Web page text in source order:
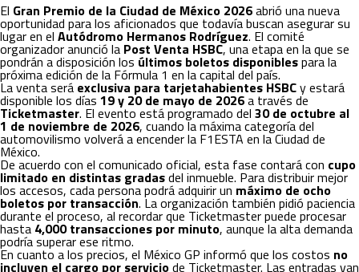
El Gran Premio de la Ciudad de México 2026abrió una nueva
oportunidad para los aficionados que todavía buscan asegurar su
lugar en el Autódromo Hermanos Rodríguez. El comité
organizador anunció la Post Venta HSBC, una etapa en la que se
pondrán a disposición los últimos boletos disponiblespara la
próxima edición de la Fórmula 1 en la capital del país.
La venta será exclusiva para tarjetahabientes HSBCy estará
disponible los días 19 y 20 de mayo de 2026a través de
Ticketmaster. El evento está programado del 30 de octubre al
1 de noviembre de 2026, cuando la máxima categoría del
automovilismo volverá a encender la F1ESTA en la Ciudad de
México.
De acuerdo con el comunicado oficial, esta fase contará con cupo
limitado en distintas gradasdel inmueble. Para distribuir mejor
los accesos, cada persona podrá adquirir un máximo de ocho
boletos por transacción. La organización también pidió paciencia
durante el proceso, al recordar que Ticketmaster puede procesar
hasta 4,000 transacciones por minuto, aunque la alta demanda
podría superar ese ritmo.
En cuanto a los precios, el México GP informó que los costos no
incluyen el cargo por serviciode Ticketmaster. Las entradas van